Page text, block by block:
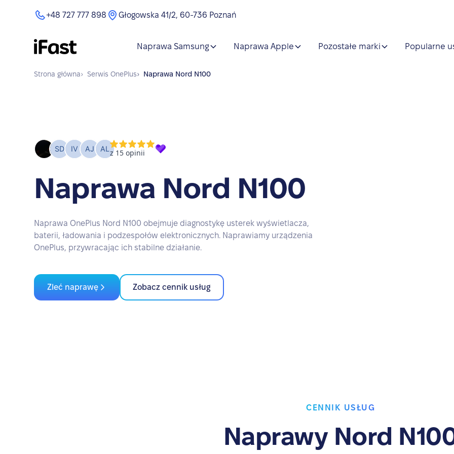
+48 727 777 898 Głogowska 41/2, 60-736 Poznań
Naprawa Samsung Naprawa Apple Pozostałe marki Popularne
Strona główna› Serwis OnePlus› Naprawa Nord N100
Naprawa Nord N100
Naprawa OnePlus Nord N100 obejmuje diagnostykę usterek wyświetlacza,
baterii, ładowania i podzespołów elektronicznych. Naprawiamy urządzenia
OnePlus, przywracając ich stabilne działanie.
Zleć naprawę Zobacz cennik usług
CENNIK USŁUG
Naprawy Nord